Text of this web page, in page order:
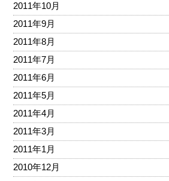
2011年10月
2011年9月
2011年8月
2011年7月
2011年6月
2011年5月
2011年4月
2011年3月
2011年1月
2010年12月